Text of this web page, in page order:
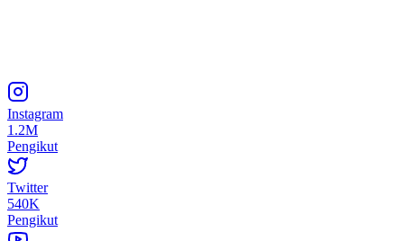
Instagram
1.2M
Pengikut
Twitter
540K
Pengikut